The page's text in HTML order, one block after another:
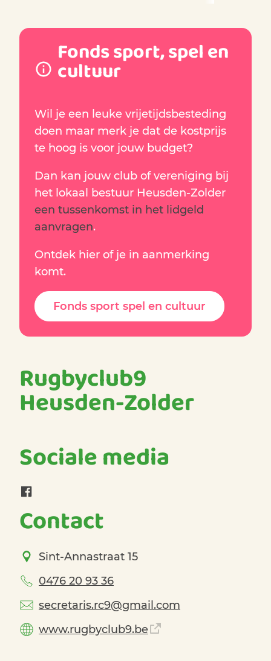
Fonds sport, spel en
cultuur
Wil je een leuke vrijetijdsbesteding
doen maar merk je dat de kostprijs
te hoog is voor jouw budget?
Dan kan jouw club of vereniging bij
het lokaal bestuur Heusden-Zolder
een tussenkomst in het lidgeld
aanvragen.
Ontdek hier of je in aanmerking
komt.
Fonds sport spel en cultuur
Rugbyclub9
Heusden-Zolder
Sociale media
Facebook Rugbyclub9 Heusden-Zolder
Contact
Sint-Annastraat 15
0476 20 93 36
secretaris.rc9@gmail.com
www.rugbyclub9.be